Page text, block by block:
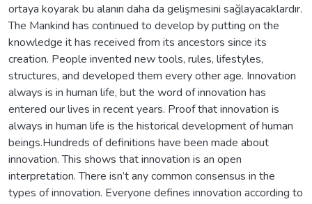
ortaya koyarak bu alanın daha da gelişmesini sağlayacaklardır.
The Mankind has continued to develop by putting on the
knowledge it has received from its ancestors since its
creation. People invented new tools, rules, lifestyles,
structures, and developed them every other age. Innovation
always is in human life, but the word of innovation has
entered our lives in recent years. Proof that innovation is
always in human life is the historical development of human
beings.Hundreds of definitions have been made about
innovation. This shows that innovation is an open
interpretation. There isn’t any common consensus in the
types of innovation. Everyone defines innovation according to